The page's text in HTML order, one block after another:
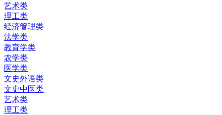
艺术类
理工类
经济管理类
法学类
教育学类
农学类
医学类
文史外语类
文史中医类
艺术类
理工类